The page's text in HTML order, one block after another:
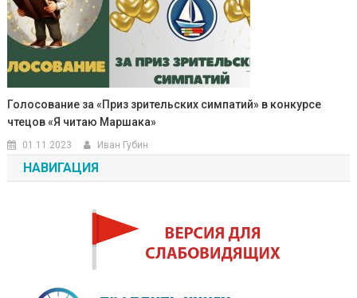
Голосование за «Приз зрительских симпатий» в конкурсе
чтецов «Я читаю Маршака»
01.11.2023 Иван Губин
НАВИГАЦИЯ